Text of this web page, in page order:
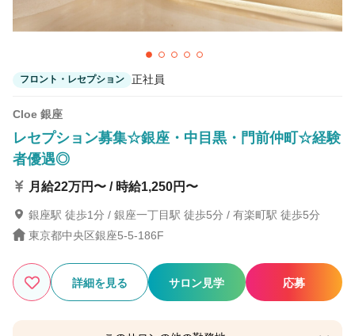
フロント・レセプション 正社員
Cloe 銀座
レセプション募集☆銀座・中目黒・門前仲町☆経験
者優遇◎
月給22万円〜 / 時給1,250円〜
銀座駅 徒歩1分 / 銀座一丁目駅 徒歩5分 / 有楽町駅 徒歩5分
東京都中央区銀座5-5-186F
詳細を見る サロン見学 応募